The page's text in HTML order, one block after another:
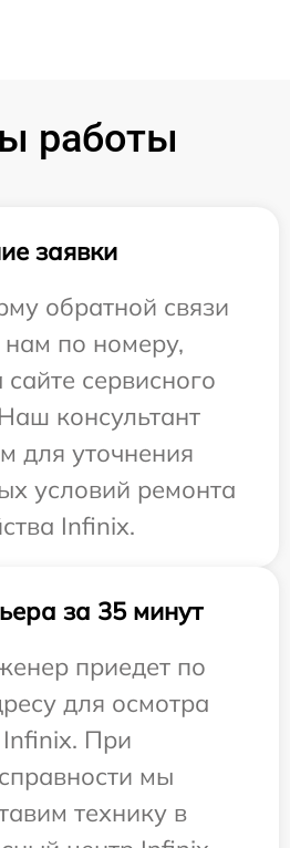
работы
заявки
обратной связи
по номеру,
сервисного
консультант
для уточнения
условий ремонта
Infinix.
за 35 минут
приедет по
для осмотра
При
мы
технику в